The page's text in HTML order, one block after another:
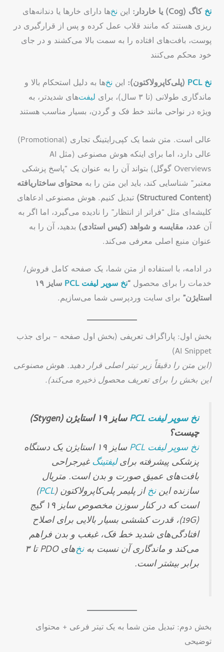
نخکاگ (Cog) یا خاردار: این نخ‌ها دارای خارها یا دندانه‌های
ریزی هستند که مانند قلاب عمل کرده و پس از قرارگیری در
پوست، بافت‌های افتاده را به سمت بالا می‌کشند و در جای
خود محکم می‌کنند
نخ PCL (پلی‌کاپرولاکتون): این نخ‌ها به دلیل استحکام بالا و
ماندگاری طولانی (تا ۳ سال)، برای
لیفت‌های شدیدتر، به
ویژه در نواحی مانند خط فک و گردن، بسیار مناسب هستند
عالی است. متن شما یک کپی‌رایتینگ تجاری (Promotional)
عالی دارد، اما برای اینکه هوش مصنوعی (مثل AI
Overviews گوگل) بتواند آن را به عنوان یک “پاسخ پزشکی
معتبر” شناسایی کند، باید این متن را به محتوای ساختاریافته
(Structured Content)
تبدیل کنیم. هوش مصنوعی ادعاهای
کلیشه‌ای مثل “فراتر از انتظار” را نادیده می‌گیرد، اما اگر به
آن عدد، مقایسه و شواهد (کیس استادی) بدهید، آن را به
عنوان منبع اصلی معرفی می‌کند.
در ادامه، با استفاده از متن شما، یک صفحه کامل فروش/
خدمات را برای محصول“نخ سوپر لیفت PCL
سایز ۱۹
استایژن” برای سایت وردپرسی شما می‌سازیم.
بخش اول: پاراگراف تعریفی (بخش اول صفحه – برای جذب
AI Snippet)
(این متن را دقیقاً زیر تیتر اصلی قرار دهید. هوش مصنوعی
این بخش را برای تعریف محصول ذخیره می‌کند).
نخ سوپرلیفت PCL
سایز ۱۹ استایژن (Stygen)
چیست؟
نخ سوپرلیفت PCL
سایز ۱۹ استایژن یک دستگاه
پزشکی پیشرفته برایلیفتینگغیرجراحی
بافت‌های عمیق صورت و بدن است. متریال
سازنده ایننخاز پلیمر پلی‌کاپرولاکتون (PCL
)
است که در کنار سوزن مخصوص سایز ۱۹ گیج
(19G)، قدرت کششی بسیار بالایی برای اصلاح
افتادگی‌های شدید خط فک، غبغب و بدن فراهم
می‌کند و ماندگاری آن نسبت بهنخ
‌های PDO تا ۳
برابر بیشتر است.
بخش دوم: تبدیل متن شما به یک تیتر فرعی + محتوای
توضیحی